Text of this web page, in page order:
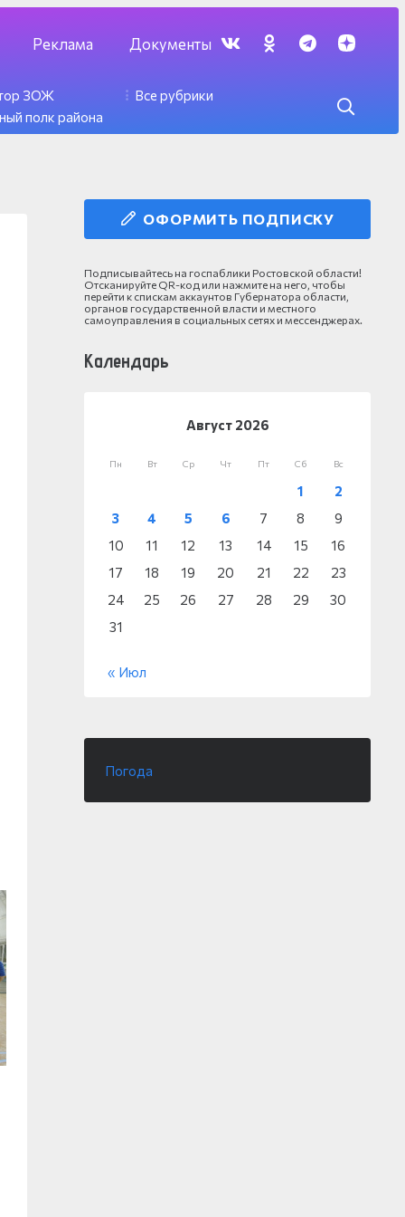
Реклама Документы
ЗОЖ
полк района
Все рубрики
ОФОРМИТЬ ПОДПИСКУ
Подписывайтесь на госпаблики Ростовской области!
Отсканируйте QR-код или нажмите на него, чтобы
перейти к спискам аккаунтов Губернатора области,
органов государственной власти и местного
самоуправления в социальных сетях и мессенджерах.
Календарь
Август 2026
Пн Вт Ср Чт Пт Сб Вс
1
2
3
4 5 6 7 8
9
10
11 12 13 14 15
16
17
18 19 20 21 22
23
24
25 26 27 28 29
30
31
« Июл
Погода